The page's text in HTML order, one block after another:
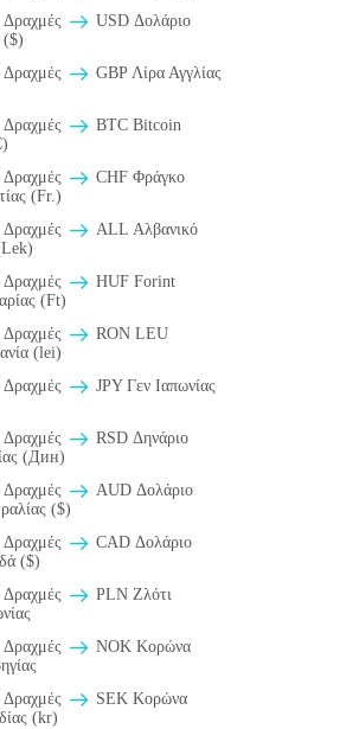
USD Δολάριο
GBP Λίρα Αγγλίας
BTC Bitcoin
CHF Φράγκο
(Fr.)
ALL Αλβανικό
HUF Forint
(Ft)
RON LEU
(lei)
JPY Γεν Ιαπωνίας
RSD Δηνάριο
(Дин)
AUD Δολάριο
($)
CAD Δολάριο
($)
PLN Ζλότι
NOK Κορώνα
SEK Κορώνα
(kr)